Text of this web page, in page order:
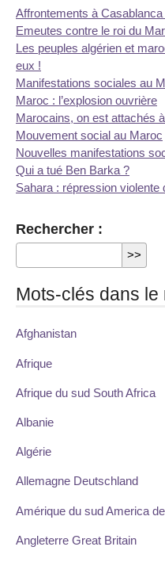
Affrontements à Casablanca
Emeutes contre le roi du
Les peuples algérien et
eux !
Manifestations sociales au
Maroc : l’explosion ouvrière
Marocains, on est attachés
Mouvement social au Maroc
Nouvelles manifestations
Qui a tué Ben Barka ?
Sahara : répression violente
Rechercher :
Mots-clés dans le
Afghanistan
Afrique
Afrique du sud South Africa
Albanie
Algérie
Allemagne Deutschland
Amérique du sud America
Angleterre Great Britain